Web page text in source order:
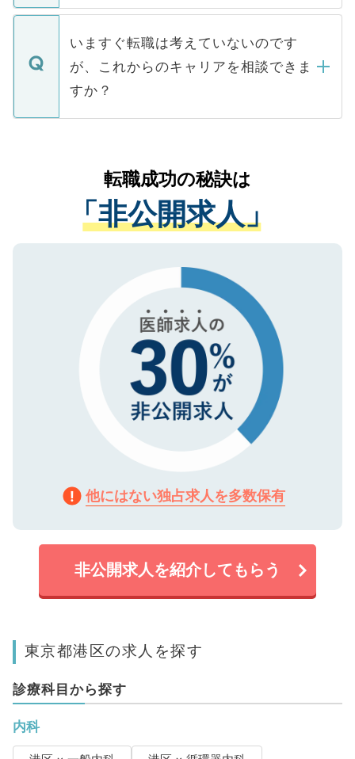
関を公にしてしまうと、応募が殺到する場
に、医療機関が求める条件に合った人材の
みを人材紹介会社に依頼するケースが増え
ています。
定を承諾する必要はありません。内定先へ
の辞退の連絡はキャリアパートナーが行い
個人情報が漏えいすることはありませんの
で、ご安心ください。当サイトからの登録
などで収集したご登録者様の個人情報は、
ご本人のキャリアアップおよび転職活動の
支援を目的に使用いたします。お預かりし
ているすべての個人データはご本人の許可
は、個人情報の取り扱いについての厳密な
管理基準を満たした事業者のみに付与され
る、プライバシーマークを取得済みです。
で、機密保持に関してもご安心ください。
いますぐ転職は考えていないのです
が、これからのキャリアを相談できま
すか？
かがいして、現在の医療機関の状況や紹介
経験をまじえながら、適切なアドバイスを
させていただきます。すぐにご転職をされ
ない方には、長期的なサポートが可能です
ので、まずはご登録ください。
転職成功の秘訣は
「非公開求人」
他にはない独占求人を多数保有
非公開求人を紹介してもらう
東京都港区の求人を探す
診療科目から探す
内科